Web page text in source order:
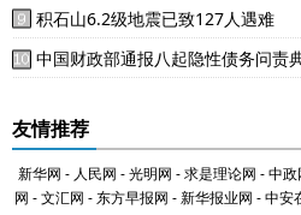
积石山6.2级地震已致127人遇难
中国财政部通报八起隐性债务问责
友情推荐
新华网 - 人民网 -光明网 -求是理论网 -中政
网 -文汇网 -东方早报网 -新华报业网 -中安